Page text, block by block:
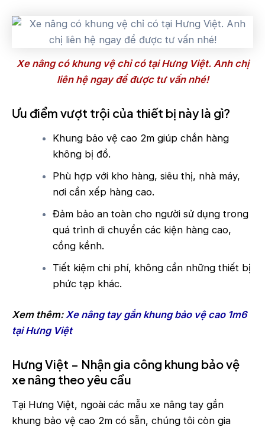
Xe nâng có khung vệ chỉ có tại Hưng Việt. Anh chị
liên hệ ngay để được tư vấn nhé!
Ưu điểm vượt trội của thiết bị này là gì?
Khung bảo vệ cao 2m giúp chắn hàng
không bị đổ.
Phù hợp với kho hàng, siêu thị, nhà máy,
nơi cần xếp hàng cao.
Đảm bảo an toàn cho người sử dụng trong
quá trình di chuyển các kiện hàng cao,
cồng kềnh.
Tiết kiệm chi phí, không cần những thiết bị
phức tạp khác.
Xem thêm:Xe nâng tay gắn khung bảo vệ cao 1m6
tại Hưng Việt
Hưng Việt – Nhận gia công khung bảo vệ
xe nâng theo yêu cầu
Tại Hưng Việt, ngoài các mẫu xe nâng tay gắn
khung bảo vệ cao 2m có sẵn, chúng tôi còn gia